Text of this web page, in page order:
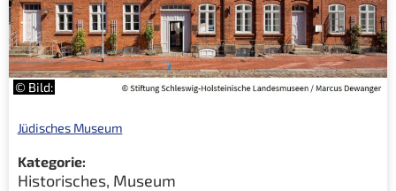
© Bild:
Jüdisches Museum
Kategorie:
Historisches, Museum